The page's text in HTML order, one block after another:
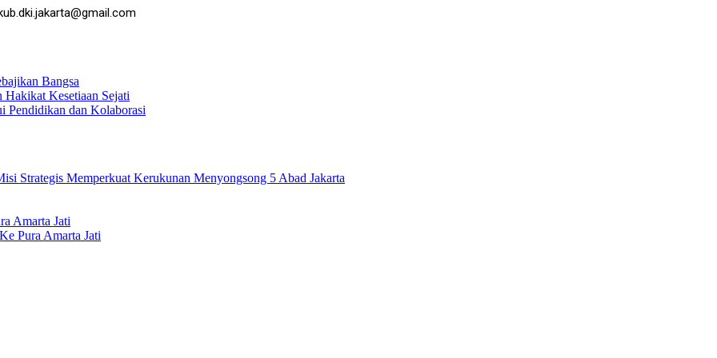
Bangsa
Hakikat Kesetiaan Sejati
Pendidikan dan Kolaborasi
Strategis Memperkuat Kerukunan Menyongsong 5 Abad Jakarta
Amarta Jati
Pura Amarta Jati